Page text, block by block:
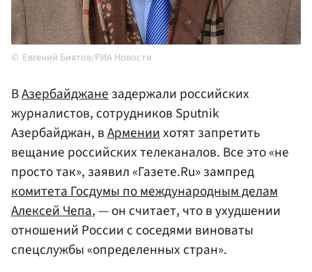
Евгений Биятов/РИА Новости
ВАзербайджанезадержали российских
журналистов, сотрудников Sputnik
Азербайджан, вАрмениихотят запретить
вещание российских телеканалов. Все это «не
просто так», заявил «Газете.Ru» зампред
комитета Госдумы по международным делам
Алексей Чепа, — он считает, что в ухудшении
отношений России с соседями виноваты
спецслужбы «определенных стран».